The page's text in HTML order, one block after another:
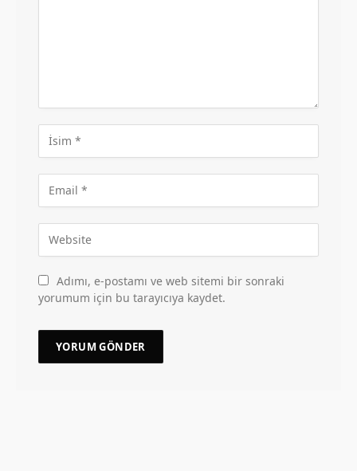
Adımı, e-postamı ve web sitemi bir sonraki
yorumum için bu tarayıcıya kaydet.